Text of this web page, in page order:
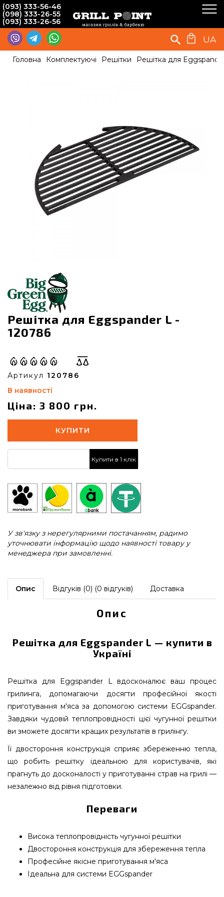
(093) 333-56-46
(098) 333-26-55
(093) 333-26-56
UA
Головна Комплектуючі Решітки Решітка для
Решітка для Eggspander L -
120786
Артикул 120786
В наявності
Ціна: 3 800 грн.
КУПИТИ
Купити в 1 клік
У зв'язку з нерегулярними постачанням, радимо
уточнювати інформацію щодо наявності товару у
менеджера при замовленні.
Опис Відгуків (0) (0 відгуків) Доставка
Опис
Решітка для Eggspander L — купити в
Україні
Решітка для Eggspander L вдосконалює ваш процес
грилинга, допомагаючи досягти професійної якості
приготування м'яса за допомогою системи EGGspander.
Завдяки чудовій теплопровідності цієї чугунної решітки
ви зможете досягти кращих результатів в грилінгу.
Її двостороння конструкція сприяє збереженню тепла,
що робить решітку ідеальною для користувачів, які
прагнуть до досконалості у приготуванні страв на грилі —
незалежно від рівня підготовки.
Переваги
Висока теплопровідність чугунної решітки
Двостороння конструкція для збереження тепла
Професійне якісне приготування м'яса
Ідеальна для системи EGGspander